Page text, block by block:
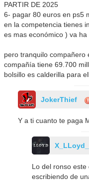
PARTIR DE 2025
6- pagar 80 euros en ps5
en la competencia tienes
es mas económico ) va
pero tranquilo compañero
compañía tiene 69.700
bolsillo es calderilla para
JokerThief
Y a ti cuanto te paga
Lo del ronso
escribiendo de